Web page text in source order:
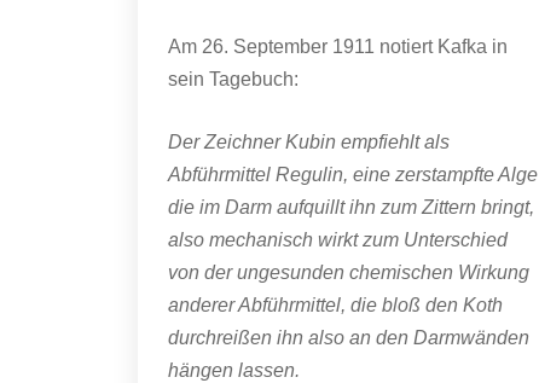
Am 26. September 1911 notiert Kafka in
sein Tagebuch:
Der Zeichner Kubin empfiehlt als
Abführmittel Regulin, eine zerstampfte Alge
die im Darm aufquillt ihn zum Zittern bringt,
also mechanisch wirkt zum Unterschied
von der ungesunden chemischen Wirkung
anderer Abführmittel, die bloß den Koth
durchreißen ihn also an den Darmwänden
hängen lassen.